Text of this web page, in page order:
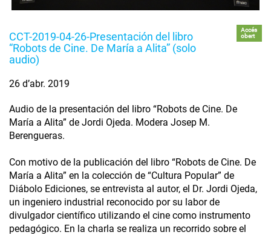
CCT-2019-04-26-Presentación del libro
“Robots de Cine. De María a Alita” (solo
audio)
Accés
obert
26 d’abr. 2019
Audio de la presentación del libro “Robots de Cine. De
María a Alita” de Jordi Ojeda. Modera Josep M.
Berengueras.
Con motivo de la publicación del libro “Robots de Cine. De
María a Alita” en la colección de “Cultura Popular” de
Diábolo Ediciones, se entrevista al autor, el Dr. Jordi Ojeda,
un ingeniero industrial reconocido por su labor de
divulgador científico utilizando el cine como instrumento
pedagógico. En la charla se realiza un recorrido sobre el